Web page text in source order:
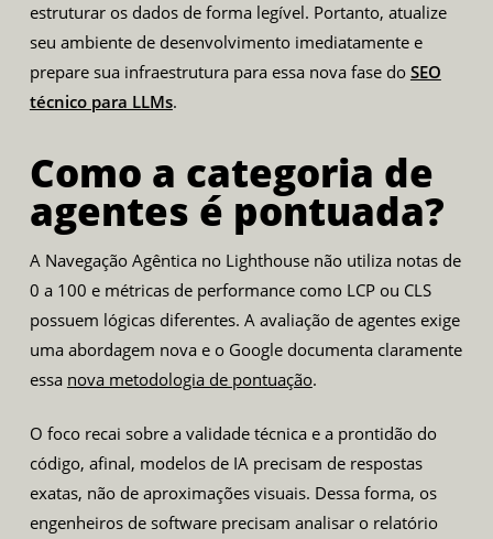
estruturar os dados de forma legível. Portanto, atualize
seu ambiente de desenvolvimento imediatamente e
prepare sua infraestrutura para essa nova fase do SEO
técnico para LLMs.
Como a categoria de
agentes é pontuada?
A Navegação Agêntica no Lighthouse não utiliza notas de
0 a 100 e métricas de performance como LCP ou CLS
possuem lógicas diferentes. A avaliação de agentes exige
uma abordagem nova e o Google documenta claramente
essa nova metodologia de pontuação.
O foco recai sobre a validade técnica e a prontidão do
código, afinal, modelos de IA precisam de respostas
exatas, não de aproximações visuais. Dessa forma, os
engenheiros de software precisam analisar o relatório